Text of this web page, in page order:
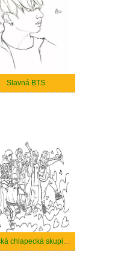
Slavná BTS
Korejská chlapecká skupina BTS